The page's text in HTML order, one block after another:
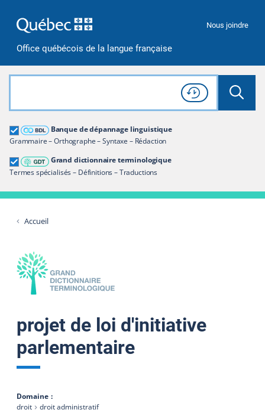
Office québécois de la langue française
Nous joindre
Rechercher dans tout le site
Lancer
Consulter l'
Historique
de recherche
Banque de dépannage linguistique
Grammaire – Orthographe – Syntaxe – Rédaction
Grand dictionnaire terminologique
Termes spécialisés – Définitions – Traductions
Grand dictionnaire terminologique
Restreindre aux termes
Accueil
projet de loi d'initiative
parlementaire
Domaine
droit
droit administratif